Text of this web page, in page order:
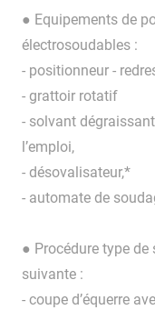
● Equipements de
électrosoudables :
- positionneur -
- grattoir rotatif
- solvant
l’emploi,
- désovalisateur,*
- automate de
● Procédure type de
suivante :
- coupe d’équerre